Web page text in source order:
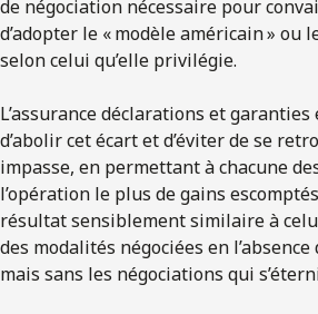
de négociation nécessaire pour
d’adopter le « modèle américain » ou
selon celui qu’elle privilégie.
L’assurance déclarations et
d’abolir cet écart et d’éviter de se
impasse, en permettant à chacune
l’opération le plus de gains
résultat sensiblement similaire à
des modalités négociées en l’absence
mais sans les négociations qui